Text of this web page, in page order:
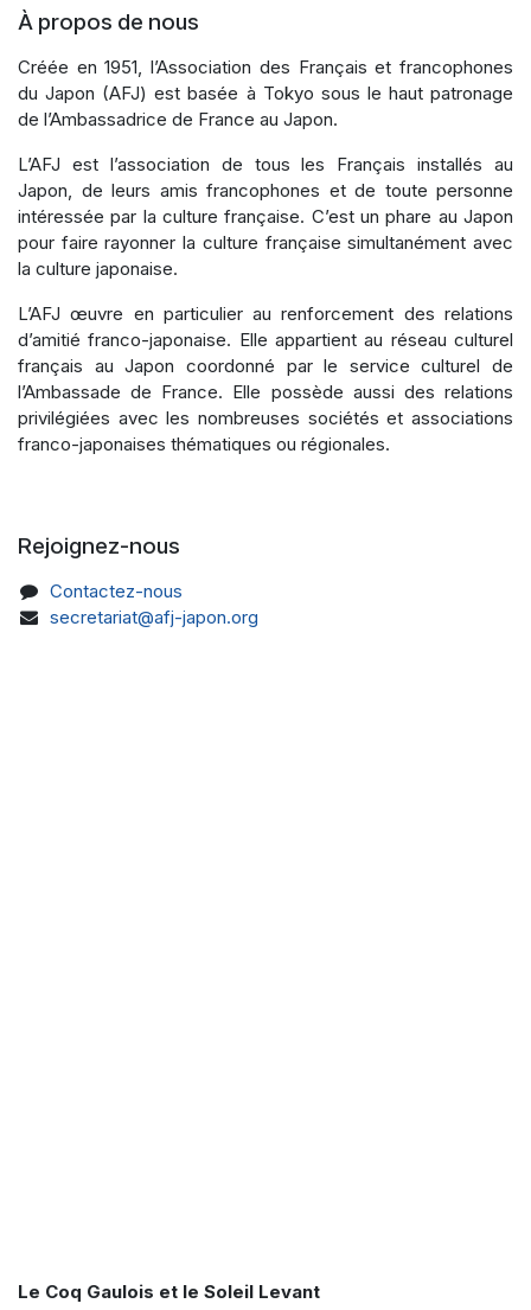
À propos de nous
Créée en 1951, l’Association des Français et francophones
du Japon (AFJ) est basée à Tokyo sous le haut patronage
de l’Ambassadrice de France au Japon.
L’AFJ est l’association de tous les Français installés au
Japon, de leurs amis francophones et de toute personne
intéressée par la culture française. C’est un phare au Japon
pour faire rayonner la culture française simultanément avec
la culture japonaise.
L’AFJ œuvre en particulier au renforcement des relations
d’amitié franco-japonaise. Elle appartient au réseau culturel
français au Japon coordonné par le service culturel de
l’Ambassade de France. Elle possède aussi des relations
privilégiées avec les nombreuses sociétés et associations
franco-japonaises thématiques ou régionales.
Rejoignez-nous
Contactez-nous
secretariat@afj-japon.org
Le Coq Gaulois et le Soleil Levant